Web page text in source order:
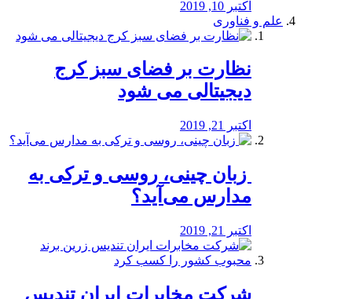
اکتبر 10, 2019
علم و فناوری
نظارت بر فضای سبز کرج
دیجیتالی می شود
اکتبر 21, 2019
️ زبان چینی، روسی و ترکی به
مدارس می‌آید؟
اکتبر 21, 2019
شرکت مخابرات ایران تندیس